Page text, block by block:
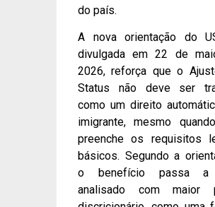
do país.
A nova orientação do
divulgada em 22 de
2026, reforça que o
Status não deve ser
como um direito
imigrante, mesmo
preenche os requisitos
básicos. Segundo a
o benefício passa
analisado com maior